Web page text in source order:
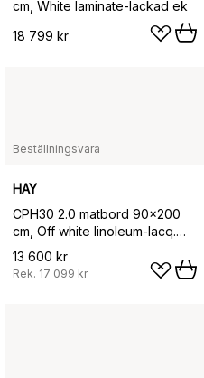
cm, White laminate-lackad ek
18 799 kr
Beställningsvara
HAY
CPH30 2.0 matbord 90x200
cm, Off white linoleum-lacq.
oak
13 600 kr
Rek. 17 099 kr